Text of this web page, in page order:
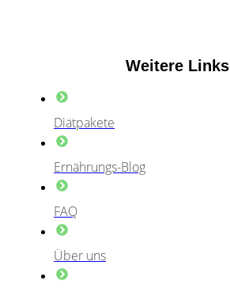
Weitere Links
Diätpakete
Ernährungs-Blog
FAQ
Über uns